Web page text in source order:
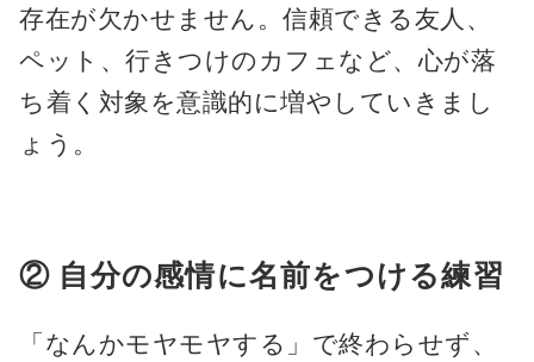
存在が欠かせません。信頼できる友人、
ペット、行きつけのカフェなど、心が落
ち着く対象を意識的に増やしていきまし
ょう。
② 自分の感情に名前をつける練習
「なんかモヤモヤする」で終わらせず、